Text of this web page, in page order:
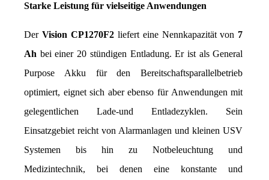
Starke Leistung für vielseitige Anwendungen
Der Vision CP1270F2 liefert eine Nennkapazität von 7
Ah bei einer 20 stündigen Entladung. Er ist als General
Purpose Akku für den Bereitschaftsparallelbetrieb
optimiert, eignet sich aber ebenso für Anwendungen mit
gelegentlichen Lade-und Entladezyklen. Sein
Einsatzgebiet reicht von Alarmanlagen und kleinen USV
Systemen bis hin zu Notbeleuchtung und
Medizintechnik, bei denen eine konstante und